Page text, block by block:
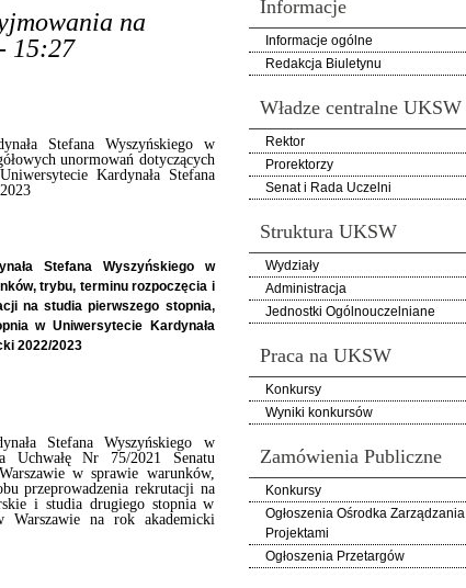
na
15:27
Stefana Wyszyńskiego w
unormowań dotyczących
Kardynała Stefana
Stefana Wyszyńskiego w
trybu, terminu rozpoczęcia i
na studia pierwszego stopnia,
w Uniwersytecie Kardynała
2022/2023
Stefana Wyszyńskiego w
Nr 75/2021 Senatu
w sprawie warunków,
przeprowadzenia rekrutacji na
i studia drugiego stopnia w
Warszawie na rok akademicki
Informacje
Informacje ogólne
Redakcja Biuletynu
Władze centralne UKSW
Rektor
Prorektorzy
Senat i Rada Uczelni
Struktura UKSW
Wydziały
Administracja
Jednostki Ogólnouczelniane
Praca na UKSW
Konkursy
Wyniki konkursów
Zamówienia Publiczne
Konkursy
Ogłoszenia Ośrodka Zarządzania
Projektami
Ogłoszenia Przetargów